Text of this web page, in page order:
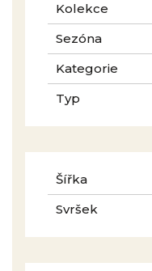
Kolekce
Sezóna
Kategorie
Typ
Šířka
Svršek